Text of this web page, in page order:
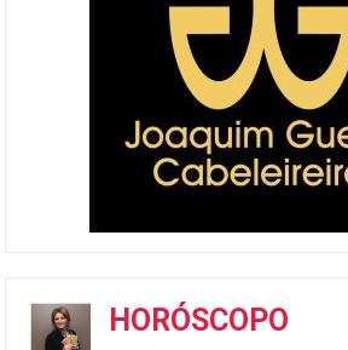
HORÓSCOPO